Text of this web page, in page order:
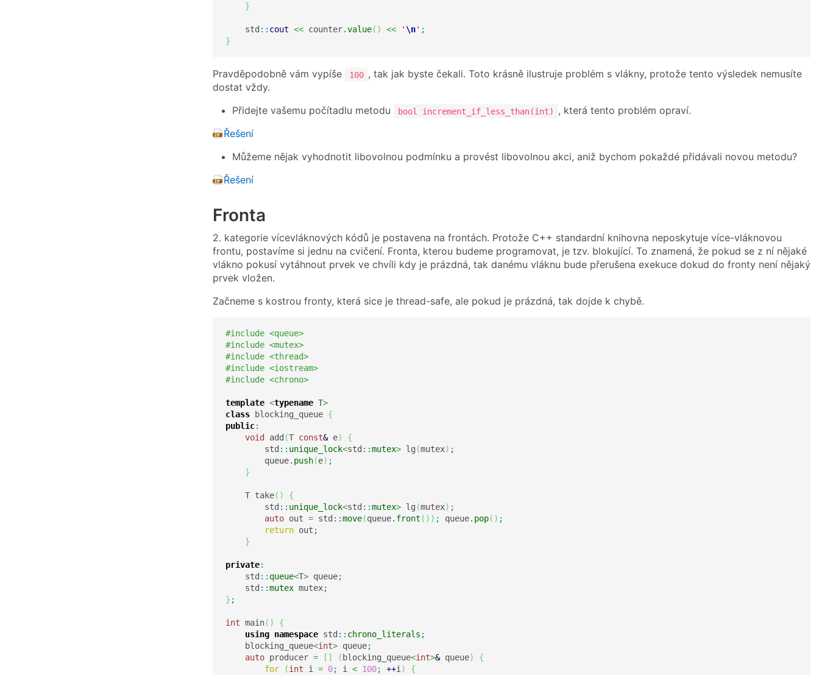
}
    std
:: cout << counter.value( ) << ' \n' ;
}
Pravděpodobně vám vypíše 100 , tak jak byste čekali. Toto krásně ilustruje problém s vlákny, protože tento výsledek nemusíte
dostat vždy.
Přidejte vašemu počítadlu metodu
bool increment_if_less_than(int)
, která tento problém opraví.
Řešení
Můžeme nějak vyhodnotit libovolnou podmínku a provést libovolnou akci, aniž bychom pokaždé přidávali novou metodu?
Řešení
Fronta
2. kategorie vícevláknových kódů je postavena na frontách. Protože C++ standardní knihovna neposkytuje více-vláknovou
frontu, postavíme si jednu na cvičení. Fronta, kterou budeme programovat, je tzv. blokující. To znamená, že pokud se z ní nějaké
vlákno pokusí vytáhnout prvek ve chvíli kdy je prázdná, tak danému vláknu bude přerušena exekuce dokud do fronty není nějaký
prvek vložen.
Začneme s kostrou fronty, která sice je thread-safe, ale pokud je prázdná, tak dojde k chybě.
#include <queue>
#include <mutex>
#include <thread>
#include <iostream>
#include <chrono>
template <typename T>
class blocking_queue {
public:
void
add (T const& e)
{
        std
:: unique_lock<std ::mutex> lg (mutex) ;
        queue.
push(e) ;
}
    T take
( )
{
        std
:: unique_lock<std ::mutex> lg (mutex) ;
auto out = std ::move(queue. front ( ) ) ; queue. pop( ) ;
return out ;
}
private:
    std
:: queue<T> queue;
    std
::mutex mutex;
} ;
int main( )
{
using namespace std :: chrono_literals ;
    blocking_queue
<int> queue;
auto producer = [ ] ( blocking_queue<int>& queue)
{
for
(int i = 0; i < 100; ++i)
{